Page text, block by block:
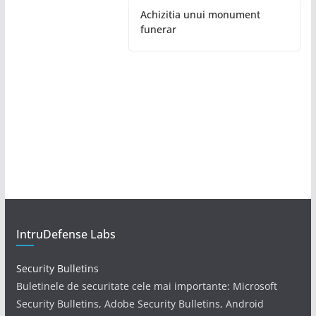
Achizitia unui monument
funerar
IntruDefense Labs
Security Bulletins
Buletinele de securitate cele mai importante: Microsoft
Security Bulletins, Adobe Security Bulletins, Android